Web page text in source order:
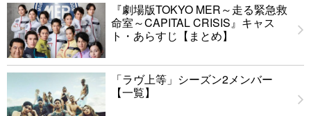
『劇場版TOKYO MER～走る緊急救
命室～CAPITAL CRISIS』キャス
ト・あらすじ【まとめ】
「ラヴ上等」シーズン2メンバー
【一覧】